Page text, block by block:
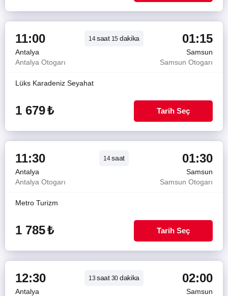
11:00 14saat15 dakika 01:15
Antalya
Samsun
Antalya Otogarı
Samsun Otogarı
Lüks Karadeniz Seyahat
1 679₺ Tarih Seç
11:30 14saat 01:30
Antalya
Samsun
Antalya Otogarı
Samsun Otogarı
Metro Turizm
1 785₺ Tarih Seç
12:30 13saat30 dakika 02:00
Antalya
Samsun